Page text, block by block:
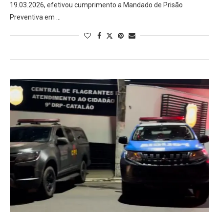
19.03.2026, efetivou cumprimento a Mandado de Prisão
Preventiva em …